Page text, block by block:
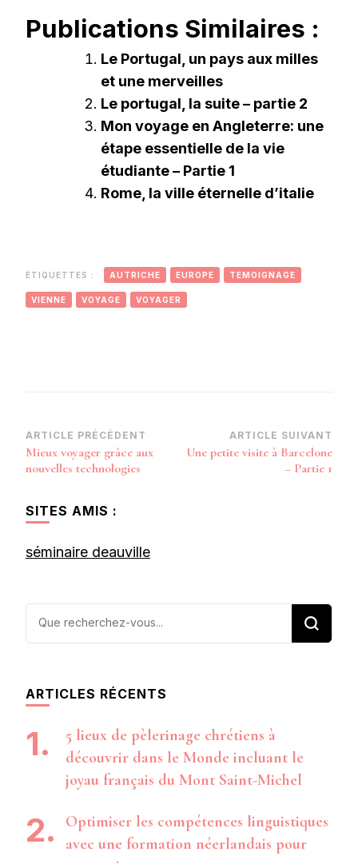
Publications Similaires :
Le Portugal, un pays aux milles
et une merveilles
Le portugal, la suite – partie 2
Mon voyage en Angleterre: une
étape essentielle de la vie
étudiante – Partie 1
Rome, la ville éternelle d’italie
ÉTIQUETTES : AUTRICHE EUROPE TEMOIGNAGE
VIENNE VOYAGE VOYAGER
Navigation
d’article
ARTICLE PRÉCÉDENT
Mieux voyager grâce aux
nouvelles technologies
ARTICLE SUIVANT
Une petite visite à Barcelone
– Partie 1
SITES AMIS :
séminaire deauville
Vous
ARTICLES RÉCENTS
5 lieux de pèlerinage chrétiens à
découvrir dans le Monde incluant le
joyau français du Mont Saint-Michel
Optimiser les compétences linguistiques
avec une formation néerlandais pour